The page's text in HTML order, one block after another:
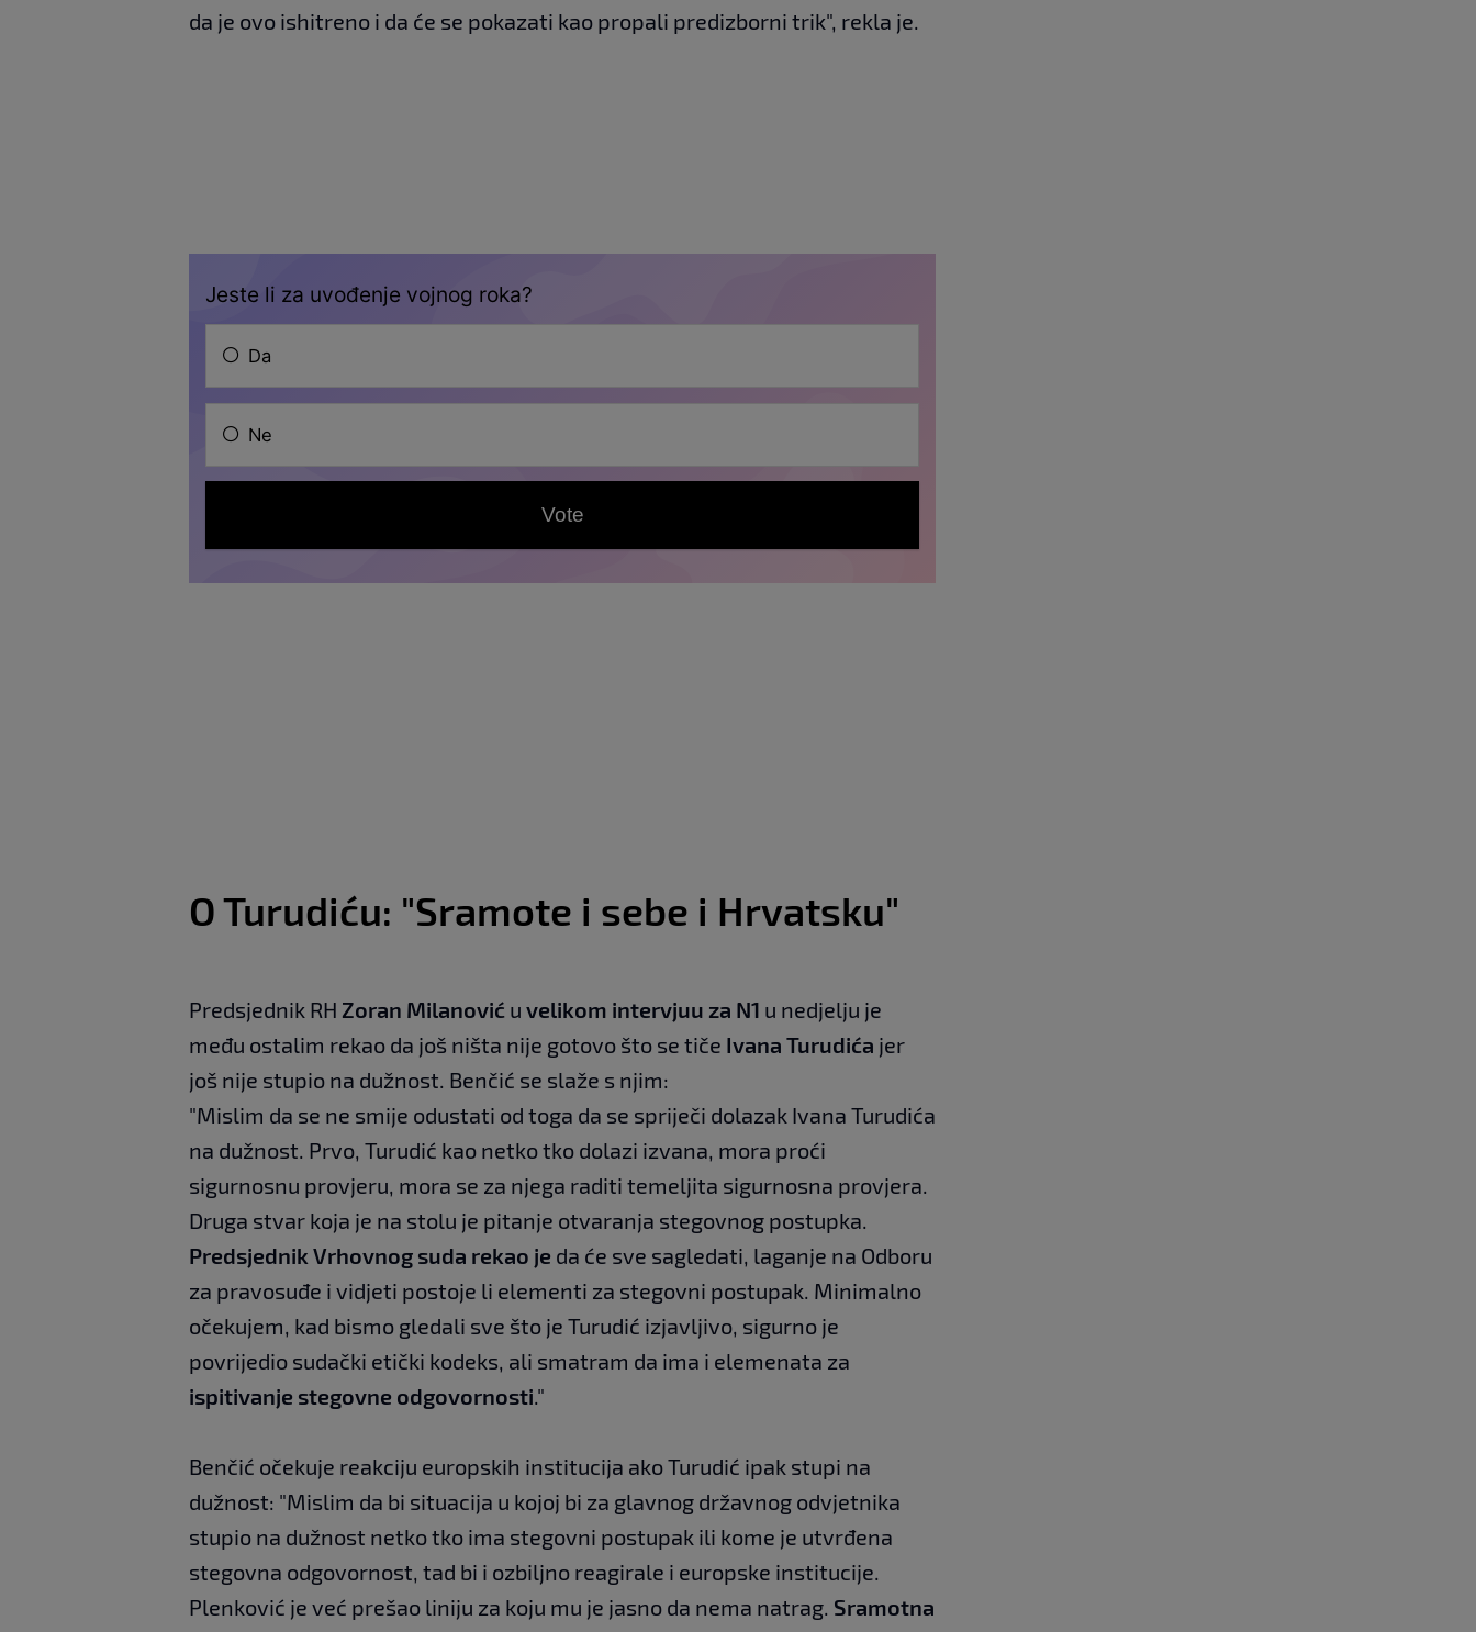
da je ovo ishitreno i da će se pokazati kao propali predizborni trik", rekla je.
O Turudiću: "Sramote i sebe i Hrvatsku"
Predsjednik RH Zoran Milanović u velikom intervjuu za N1 u nedjelju je
među ostalim rekao da još ništa nije gotovo što se tiče Ivana Turudića jer
još nije stupio na dužnost. Benčić se slaže s njim:
"Mislim da se ne smije odustati od toga da se spriječi dolazak Ivana Turudića
na dužnost. Prvo, Turudić kao netko tko dolazi izvana, mora proći
sigurnosnu provjeru, mora se za njega raditi temeljita sigurnosna provjera.
Druga stvar koja je na stolu je pitanje otvaranja stegovnog postupka.
Predsjednik Vrhovnog suda rekao je da će sve sagledati, laganje na Odboru
za pravosuđe i vidjeti postoje li elementi za stegovni postupak. Minimalno
očekujem, kad bismo gledali sve što je Turudić izjavljivo, sigurno je
povrijedio sudački etički kodeks, ali smatram da ima i elemenata za
ispitivanje stegovne odgovornosti."
Benčić očekuje reakciju europskih institucija ako Turudić ipak stupi na
dužnost: "Mislim da bi situacija u kojoj bi za glavnog državnog odvjetnika
stupio na dužnost netko tko ima stegovni postupak ili kome je utvrđena
stegovna odgovornost, tad bi i ozbiljno reagirale i europske institucije.
Plenković je već prešao liniju za koju mu je jasno da nema natrag. Sramotna